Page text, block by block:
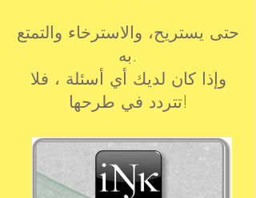
حتى يستريح، والاسترخاء والتمتع
به.
وإذا كان لديك أي أسئلة ، فلا
تتردد في طرحها!